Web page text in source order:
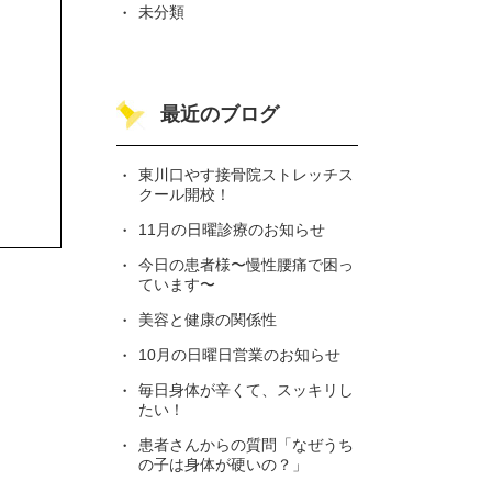
未分類
最近のブログ
東川口やす接骨院ストレッチス
クール開校！
11月の日曜診療のお知らせ
今日の患者様〜慢性腰痛で困っ
ています〜
美容と健康の関係性
10月の日曜日営業のお知らせ
毎日身体が辛くて、スッキリし
たい！
患者さんからの質問「なぜうち
の子は身体が硬いの？」